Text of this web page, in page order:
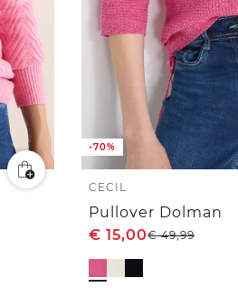
-70%
CECIL
Pullover Dolman
€ 15,00€49,99